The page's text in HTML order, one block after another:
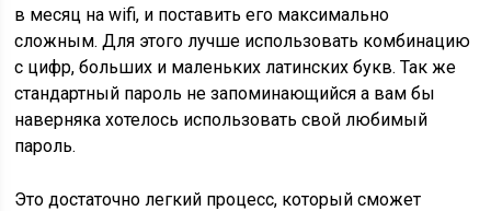
в месяц на wifi, и поставить его максимально
сложным. Для этого лучше использовать комбинацию
с цифр, больших и маленьких латинских букв. Так же
стандартный пароль не запоминающийся а вам бы
наверняка хотелось использовать свой любимый
пароль.
Это достаточно легкий процесс, который сможет